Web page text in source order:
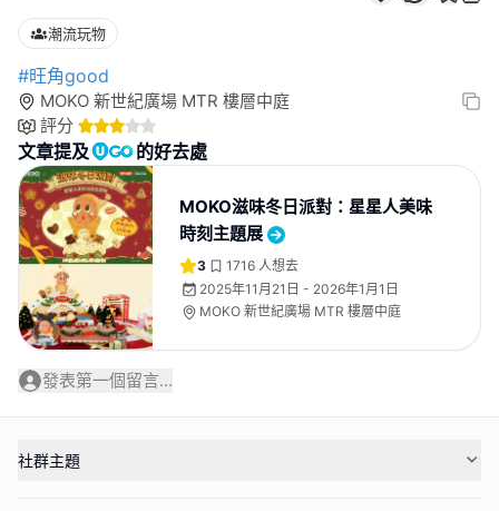
潮流玩物
#旺角good
MOKO 新世紀廣場 MTR 樓層中庭
評分
文章提及 的好去處
MOKO滋味冬日派對：星星人美味
時刻主題展
3 1716 人想去
2025年11月21日 - 2026年1月1日
MOKO 新世紀廣場 MTR 樓層中庭
發表第一個留言...
社群主題